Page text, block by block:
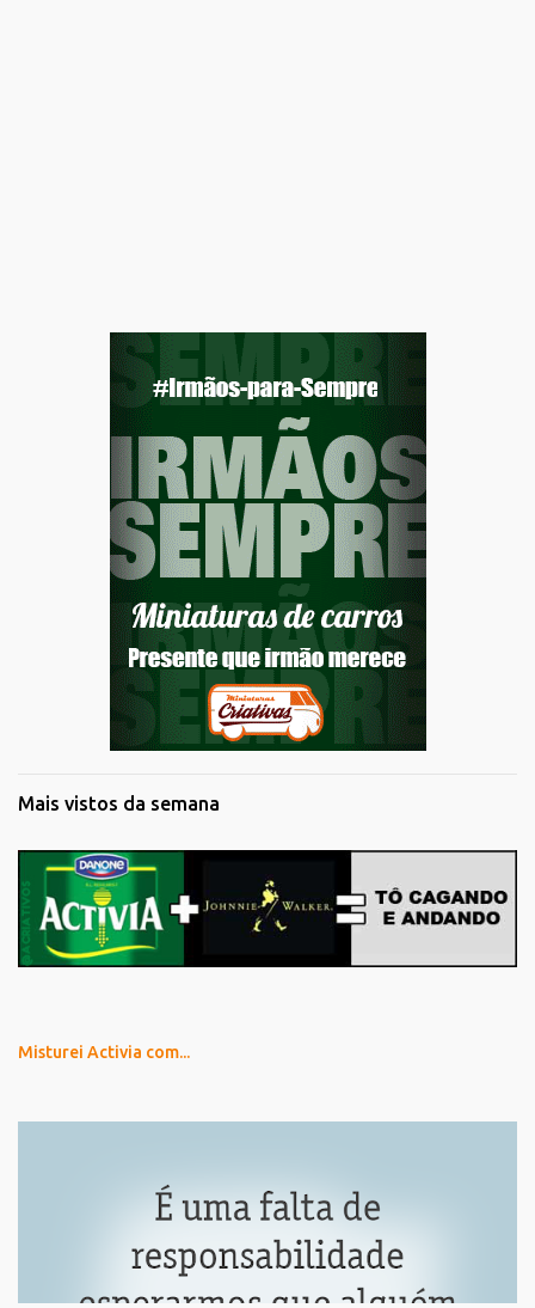
Mais vistos da semana
Misturei Activia com...